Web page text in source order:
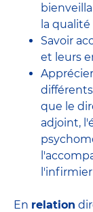
la
Savoir
et leurs
que le
adjoint,
l'infirmier
En relation